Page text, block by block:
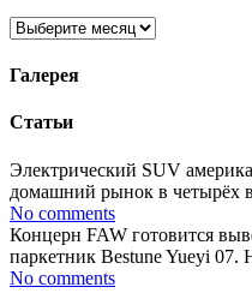
Архивы
Галерея
Статьи
Электрический SUV
домашний рынок в четырёх
No comments
Концерн FAW готовится
паркетник Bestune Yueyi 07.
No comments